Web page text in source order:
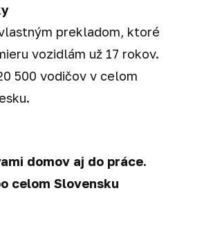
prekladom, ktoré
vozidlám už 17 rokov.
500 vodičov v celom
domov aj do práce.
celom Slovensku